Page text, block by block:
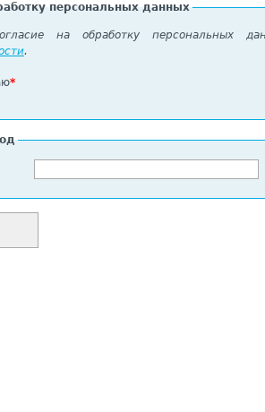
персональных данных
на обработку персональных
.
*